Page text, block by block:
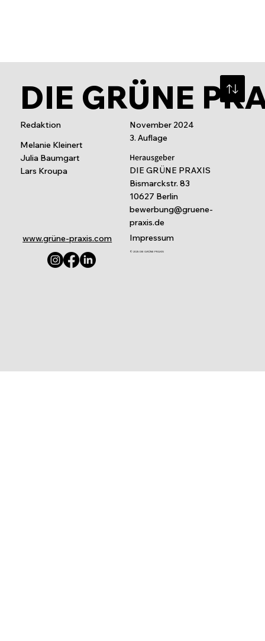
DIE GRÜNE
November 2024
3. Auflage
Herausgeber
DIE GRÜNE PRAXIS
Bismarckstr. 83
10627 Berlin
bewerbung@gruene-
praxis.de
www.grüne-praxis.com
Redaktion
Melanie Kleinert
Julia Baumgart
Lars Kroupa
Impressum
© 2025 DIE GRÜNE PRAXIS